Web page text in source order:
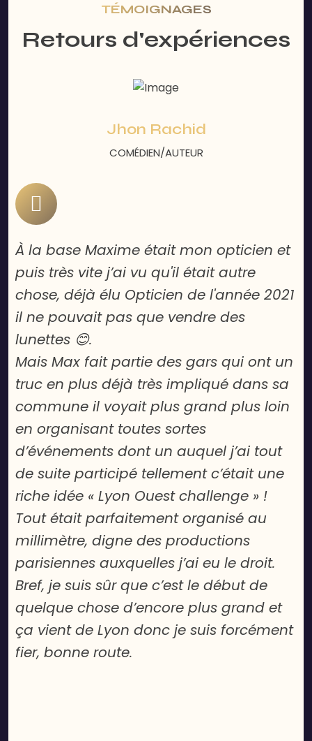
TÉMOIGNAGES
Retours d'expériences
Jhon Rachid
COMÉDIEN/AUTEUR
À la base Maxime était mon opticien et
puis très vite j’ai vu qu'il était autre
chose, déjà élu Opticien de l'année 2021
il ne pouvait pas que vendre des
lunettes 😊.
Mais Max fait partie des gars qui ont un
truc en plus déjà très impliqué dans sa
commune il voyait plus grand plus loin
en organisant toutes sortes
d’événements dont un auquel j’ai tout
de suite participé tellement c’était une
riche idée « Lyon Ouest challenge » !
Tout était parfaitement organisé au
millimètre, digne des productions
parisiennes auxquelles j’ai eu le droit.
Bref, je suis sûr que c’est le début de
quelque chose d’encore plus grand et
ça vient de Lyon donc je suis forcément
fier, bonne route.